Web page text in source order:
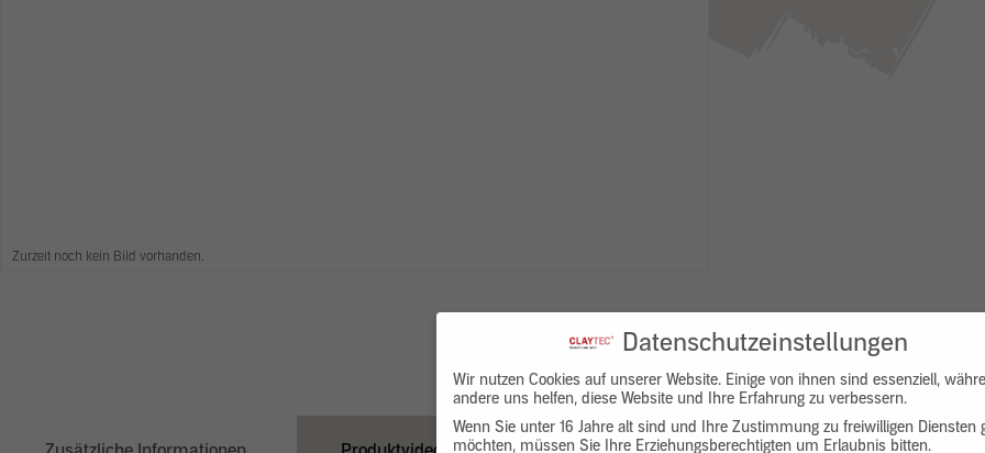
Zurzeit noch kein Bild vorhanden.
Datenschutzeinstellungen
Wir nutzen Cookies auf unserer Website. Einige von ihnen sind essenziell,
andere uns helfen, diese Website und Ihre Erfahrung zu verbessern.
Wenn Sie unter 16 Jahre alt sind und Ihre Zustimmung zu freiwilligen Diensten
möchten, müssen Sie Ihre Erziehungsberechtigten um Erlaubnis bitten.